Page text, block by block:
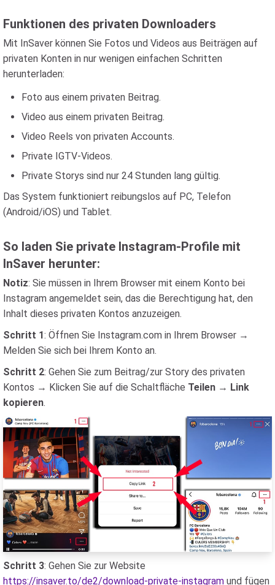
Funktionen des privaten Downloaders
Mit InSaver können Sie Fotos und Videos aus Beiträgen auf
privaten Konten in nur wenigen einfachen Schritten
herunterladen:
Foto aus einem privaten Beitrag.
Video aus einem privaten Beitrag.
Video Reels von privaten Accounts.
Private IGTV-Videos.
Private Storys sind nur 24 Stunden lang gültig.
Das System funktioniert reibungslos auf PC, Telefon
(Android/iOS) und Tablet.
So laden Sie private Instagram-Profile mit
InSaver herunter:
Notiz: Sie müssen in Ihrem Browser mit einem Konto bei
Instagram angemeldet sein, das die Berechtigung hat, den
Inhalt dieses privaten Kontos anzuzeigen.
Schritt 1: Öffnen Sie Instagram.com in Ihrem Browser →
Melden Sie sich bei Ihrem Konto an.
Schritt 2: Gehen Sie zum Beitrag/zur Story des privaten
Kontos → Klicken Sie auf die Schaltfläche Teilen → Link
kopieren.
Schritt 3: Gehen Sie zur Website
https://insaver.to/de2/download-private-instagram und fügen